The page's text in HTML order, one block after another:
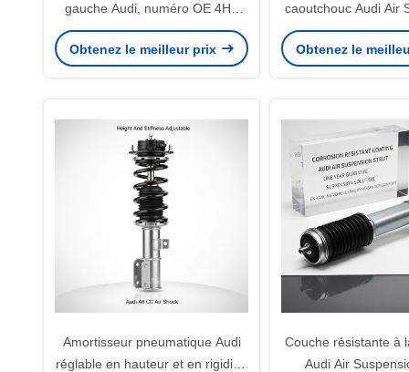
gauche Audi, numéro OE 4H0
616 040AA R 4H0 616 039AA L,
composant automobile OEM 4M0
Obtenez le meilleur prix
caoutchouc Audi Air
Strut Convient pour
Fournissant une
Obtenez le
Amortisseur pneumatique Audi
réglable en hauteur et en rigidité,
Couche résistante à
Audi Air